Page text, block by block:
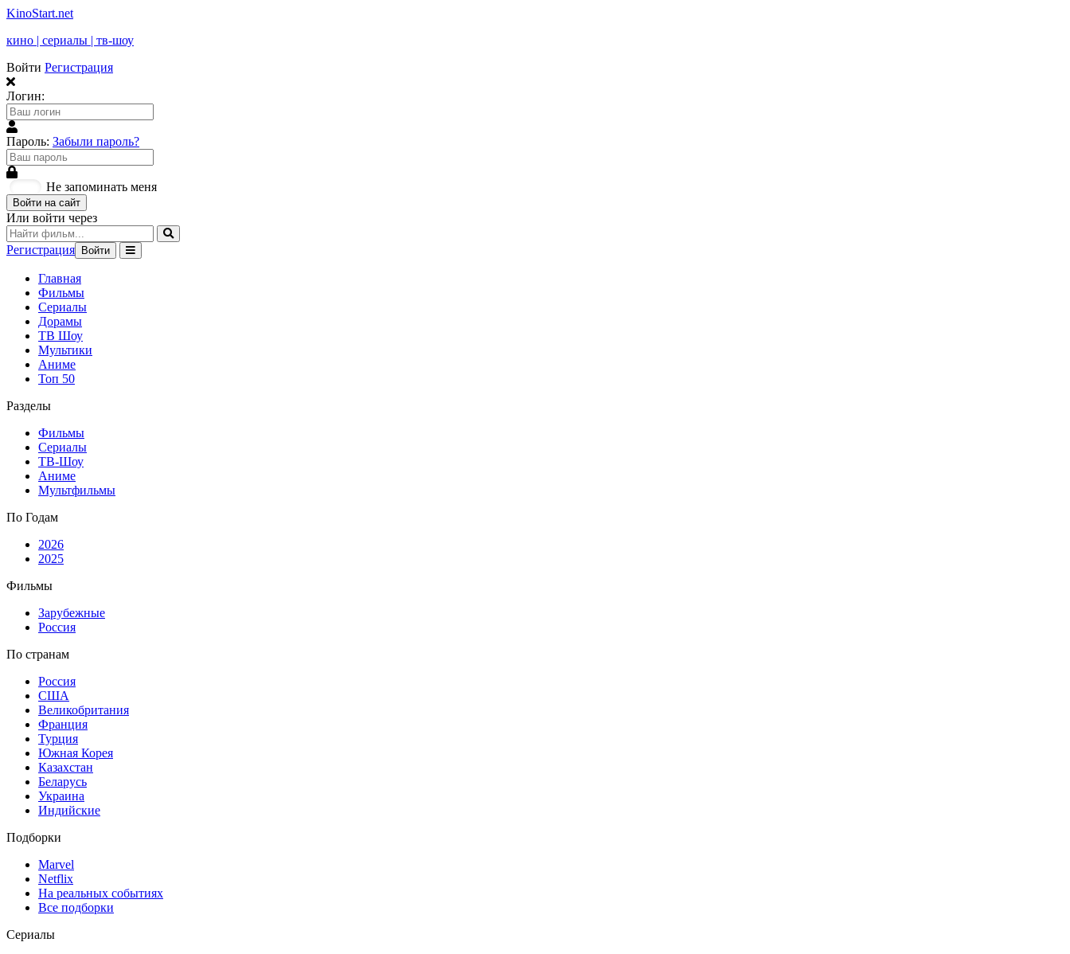
KinoStart.net
кино | сериалы | тв-шоу
Войти Регистрация
Логин:
Пароль: Забыли пароль?
Не запоминать меня
Войти на сайт
Или войти через
Регистрация Войти
Главная
Фильмы
Сериалы
Дорамы
ТВ Шоу
Мультики
Аниме
Топ 50
Разделы
Фильмы
Сериалы
ТВ-Шоу
Аниме
Мультфильмы
По Годам
2026
2025
Фильмы
Зарубежные
Россия
По странам
Россия
США
Великобритания
Франция
Турция
Южная Корея
Казахстан
Беларусь
Украина
Индийские
Подборки
Marvel
Netflix
На реальных событиях
Все подборки
Сериалы